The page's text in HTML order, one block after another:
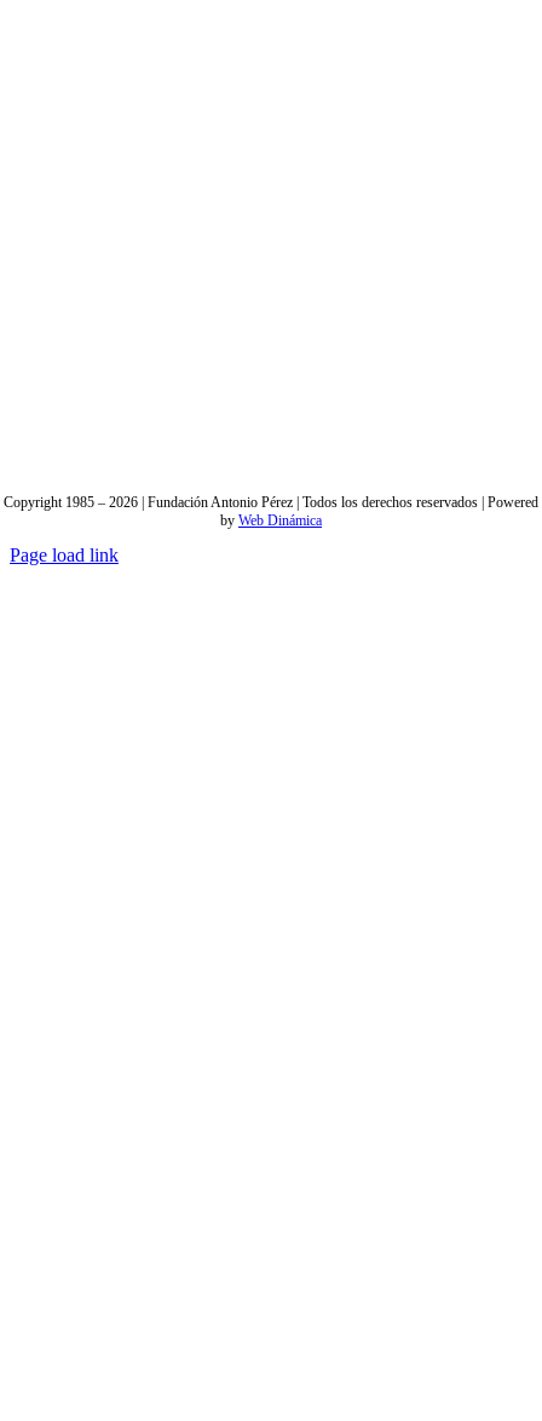
Copyright 1985 – 2026 | Fundación Antonio Pérez | Todos los derechos reservados | Powered
by Web Dinámica
Page load link